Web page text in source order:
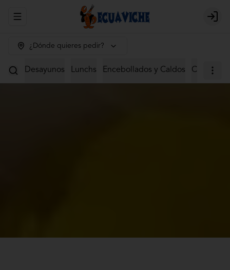
Abrir menu de navegación Login
¿Dónde quieres pedir?
Desayunos Lunchs Encebollados y Caldos Ceviches